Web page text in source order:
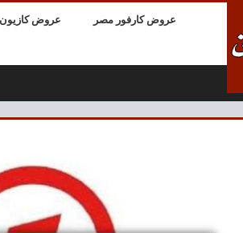
عروض كارفور مصر عروض كازيون